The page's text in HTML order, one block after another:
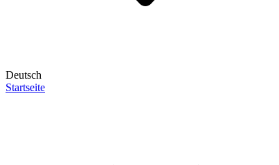
Deutsch
Startseite